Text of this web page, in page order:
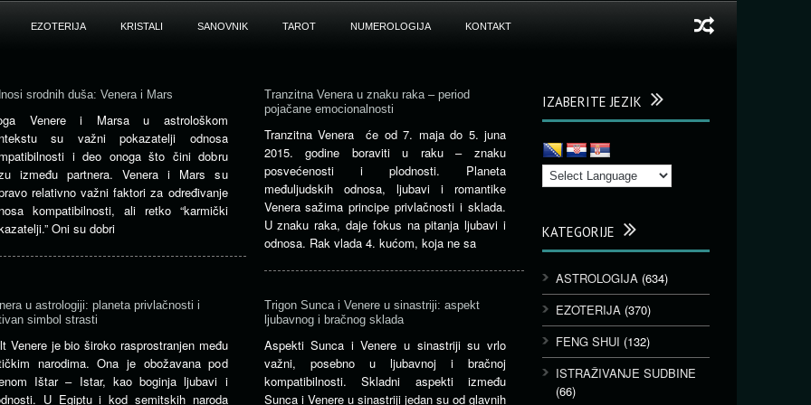
EZOTERIJA KRISTALI SANOVNIK TAROT NUMEROLOGIJA KONTAKT
srodnih duša: Venera i Mars
Venere i Marsa u astrološkom
su važni pokazatelji odnosa
i deo onoga što čini dobru
između partnera. Venera i Mars su
relativno važni faktori za određivanje
kompatibilnosti, ali retko “karmički
Oni su dobri
Tranzitna Venera u znaku raka – period
pojačane emocionalnosti
Tranzitna Venera će od 7. maja do 5. juna
2015. godine boraviti u raku – znaku
posvećenosti i plodnosti. Planeta
međuljudskih odnosa, ljubavi i romantike
Venera sažima principe privlačnosti i sklada.
U znaku raka, daje fokus na pitanja ljubavi i
odnosa. Rak vlada 4. kućom, koja ne sa
u astrologiji: planeta privlačnosti i
simbol strasti
Venere je bio široko rasprostranjen među
narodima. Ona je obožavana pod
Ištar – Istar, kao boginja ljubavi i
U Egiptu i kod semitskih naroda
Trigon Sunca i Venere u sinastriji: aspekt
ljubavnog i bračnog sklada
Aspekti Sunca i Venere u sinastriji su vrlo
važni, posebno u ljubavnoj i bračnoj
kompatibilnosti. Skladni aspekti između
Sunca i Venere u sinastriji jedan su od glavnih
IZABERITE JEZIK
KATEGORIJE
ASTROLOGIJA (634)
EZOTERIJA (370)
FENG SHUI (132)
ISTRAŽIVANJE SUDBINE
(66)